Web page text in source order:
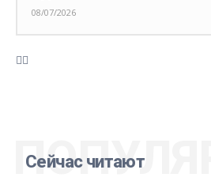
08/07/2026
Сейчас читают